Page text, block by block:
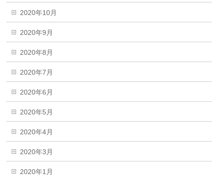
2020年10月
2020年9月
2020年8月
2020年7月
2020年6月
2020年5月
2020年4月
2020年3月
2020年1月